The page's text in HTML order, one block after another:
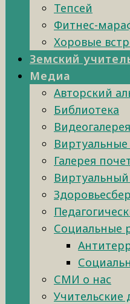
Тепсей
Фитнес-
Хоровые
Земский
Медиа
Авторский
Библиотека
Видеогалерея
Виртуальные
Галерея
Социальные
СМИ о нас
Учительские